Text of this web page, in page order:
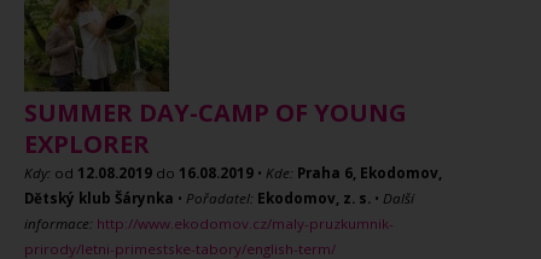
SUMMER DAY-CAMP OF YOUNG
EXPLORER
Kdy: od 12.08.2019 do 16.08.2019 • Kde: Praha 6, Ekodomov,
Dětský klub Šárynka • Pořadatel: Ekodomov, z. s. • Další
informace: http://www.ekodomov.cz/maly-pruzkumnik-
prirody/letni-primestske-tabory/english-term/